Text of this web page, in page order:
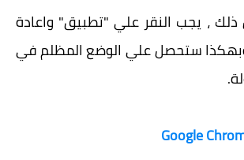
ذلك ، يجب النقر علي "تطبيق" واعادة
ستحصل علي الوضع المظلم في
Google